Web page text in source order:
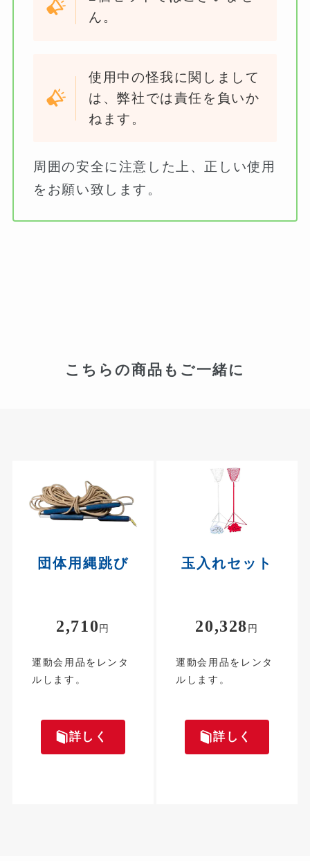
ん。
使用中の怪我に関しまして
は、弊社では責任を負いか
ねます。
周囲の安全に注意した上、正しい使用
をお願い致します。
こちらの商品もご一緒に
団体用縄跳び
2,710円
運動会用品をレンタ
ルします。
詳しく
玉入れセット
20,328円
運動会用品をレンタ
ルします。
詳しく